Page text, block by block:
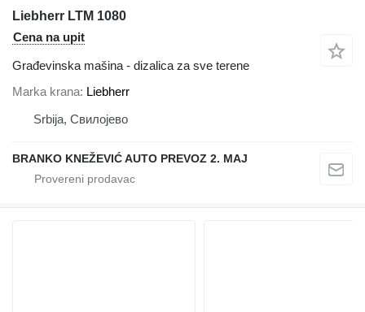
Liebherr LTM 1080
Cena na upit
Građevinska mašina - dizalica za sve terene
Marka krana Liebherr
Srbija, Свилојево
BRANKO KNEŽEVIĆ AUTO PREVOZ 2. MAJ